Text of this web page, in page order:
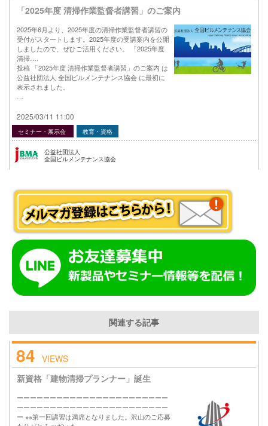
「2025年度 清掃作業監督者講習」のご案内
2025年6月より、2025年度の清掃作業監督者講習の
受付がスタートします。2025年度の受講案内を公開
しましたので、ぜひご活用ください。 「2025年度
清掃….
投稿 「2025年度 清掃作業監督者講習」のご案内 は
公益社団法人 全国ビルメンテナンス協会 に最初に
表示されました。
2025/03/11 11:00
セミナー・展示会 教育・資格
公益社団法人
全国ビルメンテナンス協会
関連する記事
84 VIEWS
新資格「建物清掃プランナー」誕生
ーーーーーーーーーーーーーーーーーーーーーーー
ーーーーーーーーーーーーーーーーーーーーーーー
ー ※※第一回講習は満席となりました。沢山のご応募